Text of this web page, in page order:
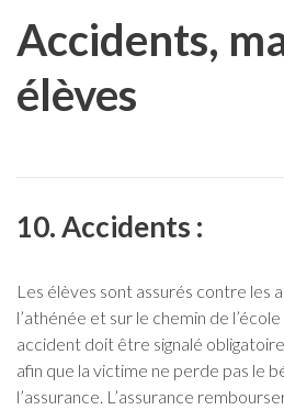
Accidents,
élèves
10. Accidents :
Les élèves sont assurés contre les
l’athénée et sur le chemin de
accident doit être signalé
afin que la victime ne perde pas le
l’assurance. L’assurance